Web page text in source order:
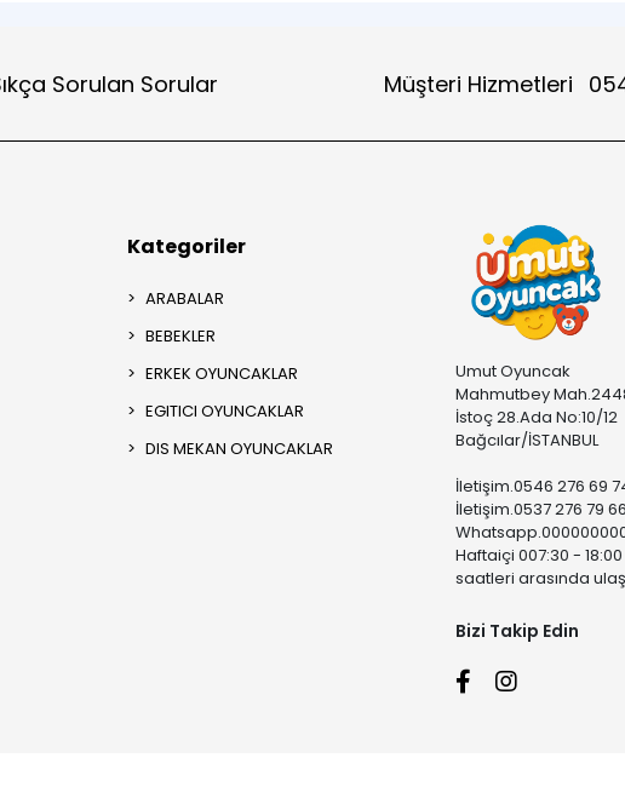
Sorulan Sorular Müşteri Hizmetleri
Kategoriler
ARABALAR
BEBEKLER
ERKEK OYUNCAKLAR
EGITICI OYUNCAKLAR
DIS MEKAN OYUNCAKLAR
Umut Oyuncak
Mahmutbey
İstoç 28.Ada No:10/12
Bağcılar/İSTANBUL
İletişim.0546 276 69
İletişim.0537 276 79
Haftaiçi 007:30 -
saatleri arasında
Bizi Takip Edin